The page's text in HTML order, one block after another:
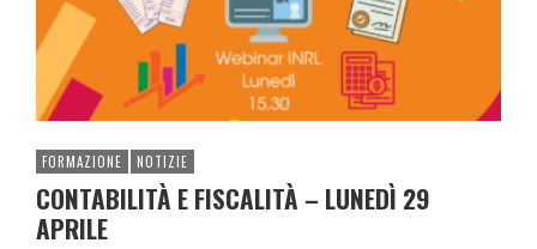
FORMAZIONE NOTIZIE
CONTABILITÀ E FISCALITÀ – LUNEDÌ 29
APRILE